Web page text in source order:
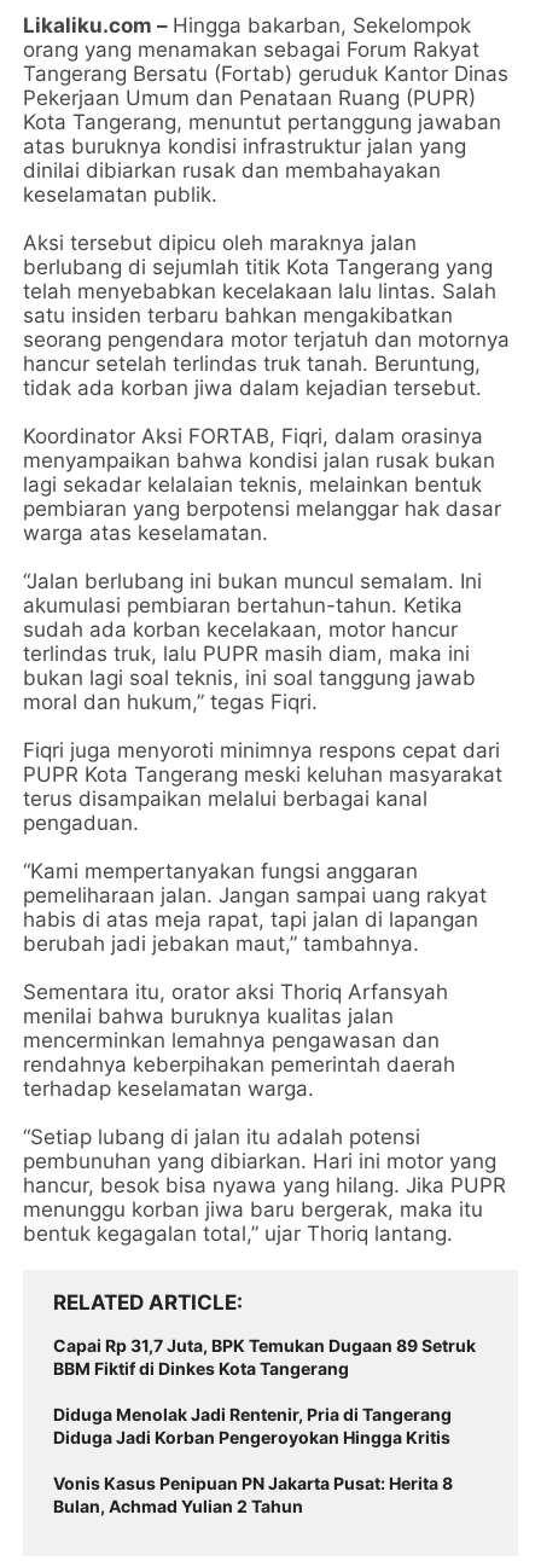
Likaliku.com – Hingga bakarban, Sekelompok
orang yang menamakan sebagai Forum Rakyat
Tangerang Bersatu (Fortab) geruduk Kantor Dinas
Pekerjaan Umum dan Penataan Ruang (PUPR)
Kota Tangerang, menuntut pertanggung jawaban
atas buruknya kondisi infrastruktur jalan yang
dinilai dibiarkan rusak dan membahayakan
keselamatan publik.
Aksi tersebut dipicu oleh maraknya jalan
berlubang di sejumlah titik Kota Tangerang yang
telah menyebabkan kecelakaan lalu lintas. Salah
satu insiden terbaru bahkan mengakibatkan
seorang pengendara motor terjatuh dan motornya
hancur setelah terlindas truk tanah. Beruntung,
tidak ada korban jiwa dalam kejadian tersebut.
Koordinator Aksi FORTAB, Fiqri, dalam orasinya
menyampaikan bahwa kondisi jalan rusak bukan
lagi sekadar kelalaian teknis, melainkan bentuk
pembiaran yang berpotensi melanggar hak dasar
warga atas keselamatan.
“Jalan berlubang ini bukan muncul semalam. Ini
akumulasi pembiaran bertahun-tahun. Ketika
sudah ada korban kecelakaan, motor hancur
terlindas truk, lalu PUPR masih diam, maka ini
bukan lagi soal teknis, ini soal tanggung jawab
moral dan hukum,” tegas Fiqri.
Fiqri juga menyoroti minimnya respons cepat dari
PUPR Kota Tangerang meski keluhan masyarakat
terus disampaikan melalui berbagai kanal
pengaduan.
“Kami mempertanyakan fungsi anggaran
pemeliharaan jalan. Jangan sampai uang rakyat
habis di atas meja rapat, tapi jalan di lapangan
berubah jadi jebakan maut,” tambahnya.
Sementara itu, orator aksi Thoriq Arfansyah
menilai bahwa buruknya kualitas jalan
mencerminkan lemahnya pengawasan dan
rendahnya keberpihakan pemerintah daerah
terhadap keselamatan warga.
“Setiap lubang di jalan itu adalah potensi
pembunuhan yang dibiarkan. Hari ini motor yang
hancur, besok bisa nyawa yang hilang. Jika PUPR
menunggu korban jiwa baru bergerak, maka itu
bentuk kegagalan total,” ujar Thoriq lantang.
RELATED ARTICLE
Capai Rp 31,7 Juta, BPK Temukan Dugaan 89 Setruk
BBM Fiktif di Dinkes Kota Tangerang
Diduga Menolak Jadi Rentenir, Pria di Tangerang
Diduga Jadi Korban Pengeroyokan Hingga Kritis
Vonis Kasus Penipuan PN Jakarta Pusat: Herita 8
Bulan, Achmad Yulian 2 Tahun